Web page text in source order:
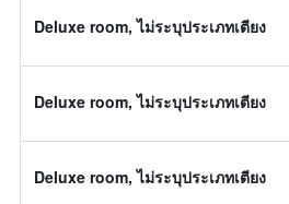
Deluxe room, ไม่ระบุประเภทเตียง
Deluxe room, ไม่ระบุประเภทเตียง
Deluxe room, ไม่ระบุประเภทเตียง